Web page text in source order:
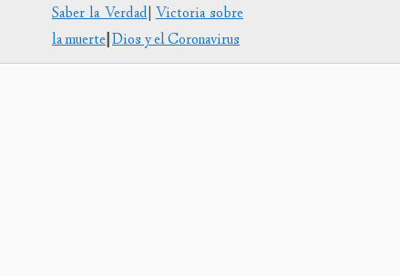
Saber la Verdad|Victoria sobre
la muerte Dios y el Coronavirus